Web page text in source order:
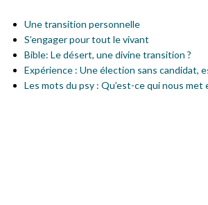
Une transition personnelle
S’engager pour tout le vivant
Bible: Le désert, une divine transition ?
Expérience : Une élection sans candidat,
Les mots du psy : Qu’est-ce qui nous met